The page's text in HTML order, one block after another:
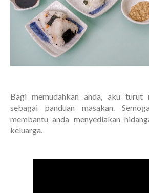
Bagi memudahkan anda, aku turut
sebagai panduan masakan.
membantu anda menyediakan
keluarga.